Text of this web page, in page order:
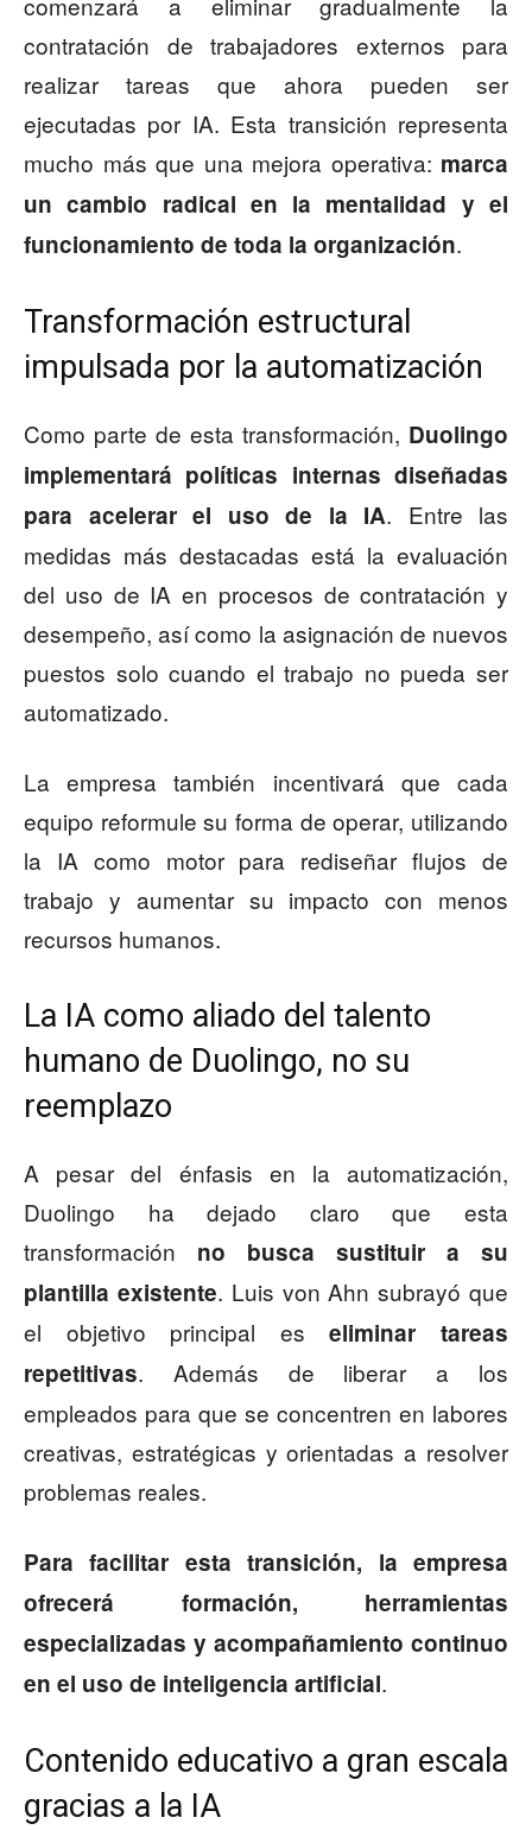
contratación de trabajadores externos para
realizar tareas que ahora pueden ser
ejecutadas por IA. Esta transición representa
mucho más que una mejora operativa: marca
un cambio radical en la mentalidad y el
funcionamiento de toda la organización.
Transformación estructural
impulsada por la automatización
Como parte de esta transformación, Duolingo
implementará políticas internas diseñadas
para acelerar el uso de la IA. Entre las
medidas más destacadas está la evaluación
del uso de IA en procesos de contratación y
desempeño, así como la asignación de nuevos
puestos solo cuando el trabajo no pueda ser
automatizado.
La empresa también incentivará que cada
equipo reformule su forma de operar, utilizando
la IA como motor para rediseñar flujos de
trabajo y aumentar su impacto con menos
recursos humanos.
La IA como aliado del talento
humano de Duolingo, no su
reemplazo
A pesar del énfasis en la automatización,
Duolingo ha dejado claro que esta
transformación no busca sustituir a su
plantilla existente. Luis von Ahn subrayó que
el objetivo principal eseliminar tareas
repetitivas. Además de liberar a los
empleados para que se concentren en labores
creativas, estratégicas y orientadas a resolver
problemas reales.
Para facilitar esta transición, la empresa
ofrecerá formación, herramientas
especializadas y acompañamiento continuo
en el uso de inteligencia artificial.
Contenido educativo a gran escala
gracias a la IA